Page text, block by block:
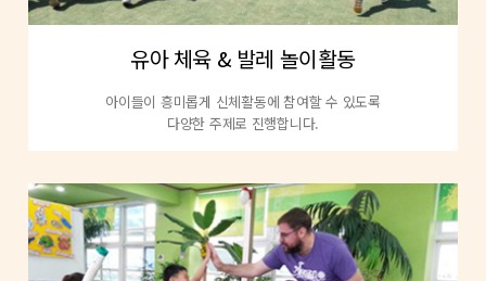
유아 체육 & 발레 놀이활동
아이들이 흥미롭게 신체활동에 참여할 수 있도록
다양한 주제로 진행합니다.